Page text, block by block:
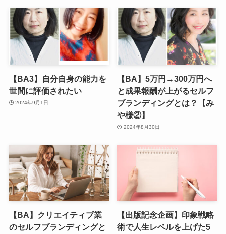
【BA3】自分自身の能力を
世間に評価されたい
2024年9月1日
【BA】5万円→300万円へ
と成果報酬が上がるセルフ
ブランディングとは？【み
や様②】
2024年8月30日
【BA】クリエイティブ業
のセルフブランディングと
【出版記念企画】印象戦略
術で人生レベルを上げた5